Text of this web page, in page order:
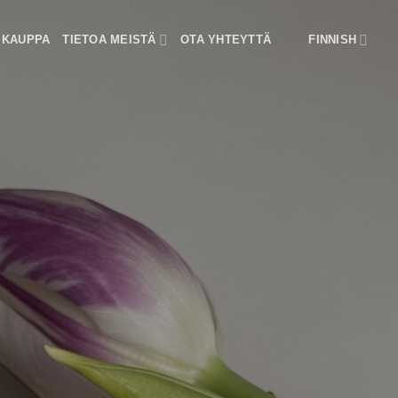
KAUPPA TIETOA MEISTÄ OTA YHTEYTTÄ FINNISH